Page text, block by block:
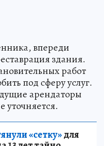
впереди
здания.
работ
под сферу услуг.
арендаторы
уточняется.
«сетку»для